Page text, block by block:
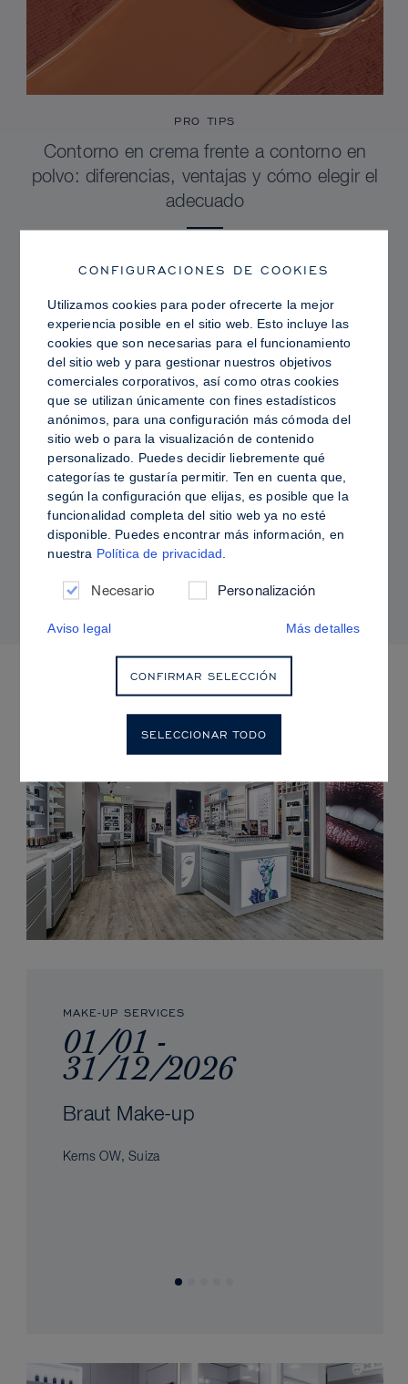
PRO TIPS
Contorno en crema frente a contorno en
polvo: diferencias, ventajas y cómo elegir el
adecuado
PRO TIPS
Piel grasa frente a piel hidratada: cómo fijar
Sculpt & Glow para lograr un acabado
PRÓXIMOS EVENTOS
MAKE-UP SERVICES
01/01 -
31/12/2026
Braut Make-up
Kerns OW, Suiza
CONFIGURACIONES DE COOKIES
Utilizamos cookies para poder ofrecerte la mejor
experiencia posible en el sitio web. Esto incluye las
cookies que son necesarias para el funcionamiento
del sitio web y para gestionar nuestros objetivos
comerciales corporativos, así como otras cookies
que se utilizan únicamente con fines estadísticos
anónimos, para una configuración más cómoda del
sitio web o para la visualización de contenido
personalizado. Puedes decidir liebremente qué
categorías te gustaría permitir. Ten en cuenta que,
según la configuración que elijas, es posible que la
funcionalidad completa del sitio web ya no esté
disponible. Puedes encontrar más información, en
nuestra Política de privacidad
Necesario Personalización
Aviso legal Más detalles
CONFIRMAR SELECCIÓN
SELECCIONAR TODO